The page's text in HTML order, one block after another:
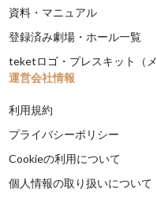
資料・マニュアル
登録済み劇場・ホール一覧
teketロゴ・プレスキット（メ
運営会社情報
利用規約
プライバシーポリシー
Cookieの利用について
個人情報の取り扱いについて